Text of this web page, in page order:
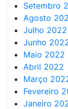
Setembro
Agosto
Julho 2022
Junho
Maio 2022
Abril 2022
Março
Fevereiro
Janeiro